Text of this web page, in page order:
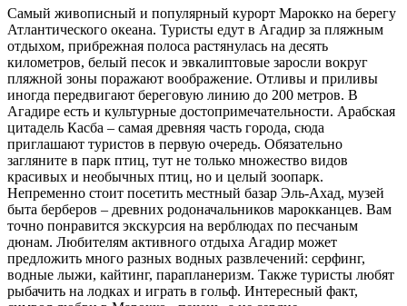
Самый живописный и популярный курорт Марокко на берегу
Атлантического океана. Туристы едут в Агадир за пляжным
отдыхом, прибрежная полоса растянулась на десять
километров, белый песок и эвкалиптовые заросли вокруг
пляжной зоны поражают воображение. Отливы и приливы
иногда передвигают береговую линию до 200 метров. В
Агадире есть и культурные достопримечательности. Арабская
цитадель Касба – самая древняя часть города, сюда
приглашают туристов в первую очередь. Обязательно
загляните в парк птиц, тут не только множество видов
красивых и необычных птиц, но и целый зоопарк.
Непременно стоит посетить местный базар Эль-Ахад, музей
быта берберов – древних родоначальников марокканцев. Вам
точно понравится экскурсия на верблюдах по песчаным
дюнам. Любителям активного отдыха Агадир может
предложить много разных водных развлечений: серфинг,
водные лыжи, кайтинг, парапланеризм. Также туристы любят
рыбачить на лодках и играть в гольф. Интересный факт,